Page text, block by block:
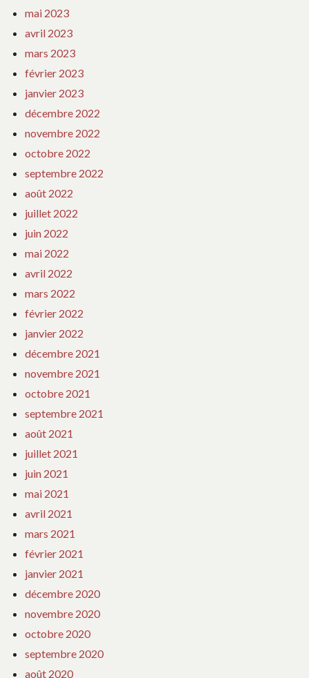
mai 2023
avril 2023
mars 2023
février 2023
janvier 2023
décembre 2022
novembre 2022
octobre 2022
septembre 2022
août 2022
juillet 2022
juin 2022
mai 2022
avril 2022
mars 2022
février 2022
janvier 2022
décembre 2021
novembre 2021
octobre 2021
septembre 2021
août 2021
juillet 2021
juin 2021
mai 2021
avril 2021
mars 2021
février 2021
janvier 2021
décembre 2020
novembre 2020
octobre 2020
septembre 2020
août 2020